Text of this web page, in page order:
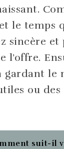
le temps
sincère
l’offre.
le
ou
suit-il